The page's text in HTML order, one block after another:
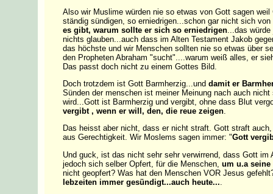
Also wir Muslime würden nie so etwas von Gott sagen
ständig sündigen, so erniedrigen...schon gar nicht sich
es gibt, warum sollte er sich so erniedrigen...das würde
nichts glauben...auch dass im Alten Testament Jakob
das höchste und wir Menschen sollten nie so etwas über
den Propheten Abraham "sucht"....warum weiß alles, er
Das passt doch nicht zu einem Gottes Bild.
Doch trotzdem ist Gott Barmherzig...und damit er
Sünden der menschen ist meiner Meinung nach auch
wird...Gott ist Barmherzig und vergibt, ohne dass Blut
vergibt , wenn er will, den, die reue zeigen.
Das heisst aber nicht, dass er nicht straft. Gott straft
aus Gerechtigkeit. Wir Moslems sagen immer: "Gott
Und guck, ist das nicht sehr sehr verwirrend, dass Gott im
jedoch sich selber Opfert, für die Menschen, um u.a
nicht geopfert? Was hat den Menschen VOR Jesus
lebzeiten immer gesündigt...auch heute...